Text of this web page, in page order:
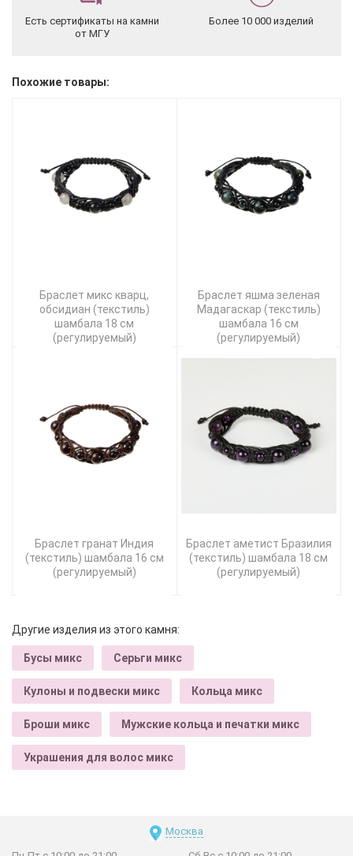
Есть сертификаты на камни
от МГУ
Более 10 000 изделий
Похожие товары:
Браслет микс кварц,
обсидиан (текстиль)
шамбала 18 см
(регулируемый)
Браслет яшма зеленая
Мадагаскар (текстиль)
шамбала 16 см
(регулируемый)
Браслет гранат Индия
(текстиль) шамбала 16 см
(регулируемый)
Браслет аметист Бразилия
(текстиль) шамбала 18 см
(регулируемый)
Другие изделия из этого камня:
Бусы микс Серьги микс
Кулоны и подвески микс Кольца микс
Броши микс Мужские кольца и печатки микс
Украшения для волос микс
Москва